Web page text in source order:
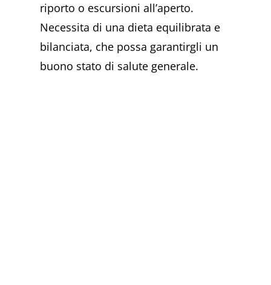
riporto o escursioni all’aperto.
Necessita di una dieta equilibrata e
bilanciata, che possa garantirgli un
buono stato di salute generale.